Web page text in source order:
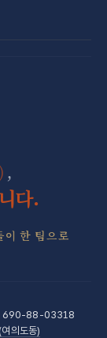
,
다.
이 한 팀으로
690-88-03318
의도동)